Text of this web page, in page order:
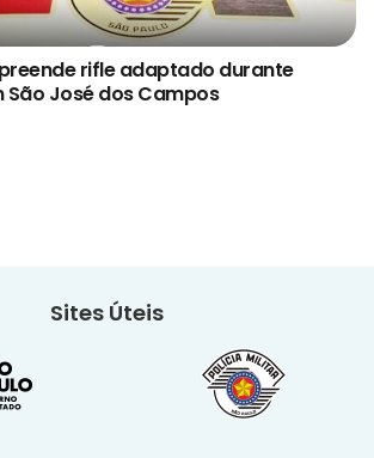
rifle adaptado durante
José dos Campos
Sites Úteis